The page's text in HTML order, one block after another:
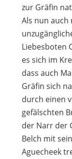
zur Gräfin
Als nun auch
Liebesboten
es sich im
dass auch
Gräfin sich
durch einen
gefälschten
der Narr der
Belch mit
Aguecheek